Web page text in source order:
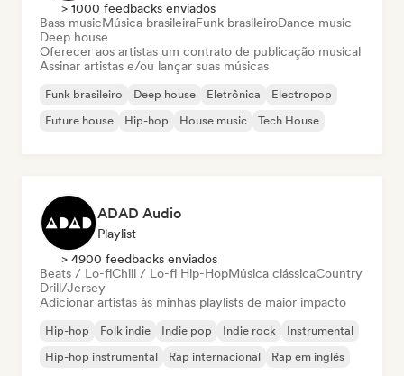
> 1000 feedbacks enviados
Bass musicMúsica brasileiraFunk brasileiroDance music
Deep house
Oferecer aos artistas um contrato de publicação musical
Assinar artistas e/ou lançar suas músicas
Funk brasileiro Deep house Eletrônica
Electropop
Future house
Hip-hop House music Tech House
ADAD Audio
Playlist
> 4900 feedbacks enviados
Beats / Lo-fiChill / Lo-fi Hip-HopMúsica clássicaCountry
Drill/Jersey
Adicionar artistas às minhas playlists de maior impacto
Hip-hop Folk indie Indie pop Indie rock
Instrumental
Hip-hop instrumental
Rap internacional Rap em inglês